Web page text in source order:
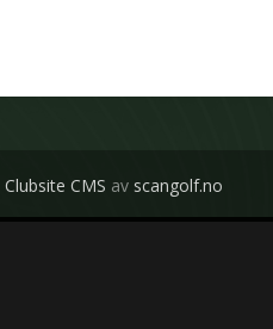
Clubsite CMS av scangolf.no